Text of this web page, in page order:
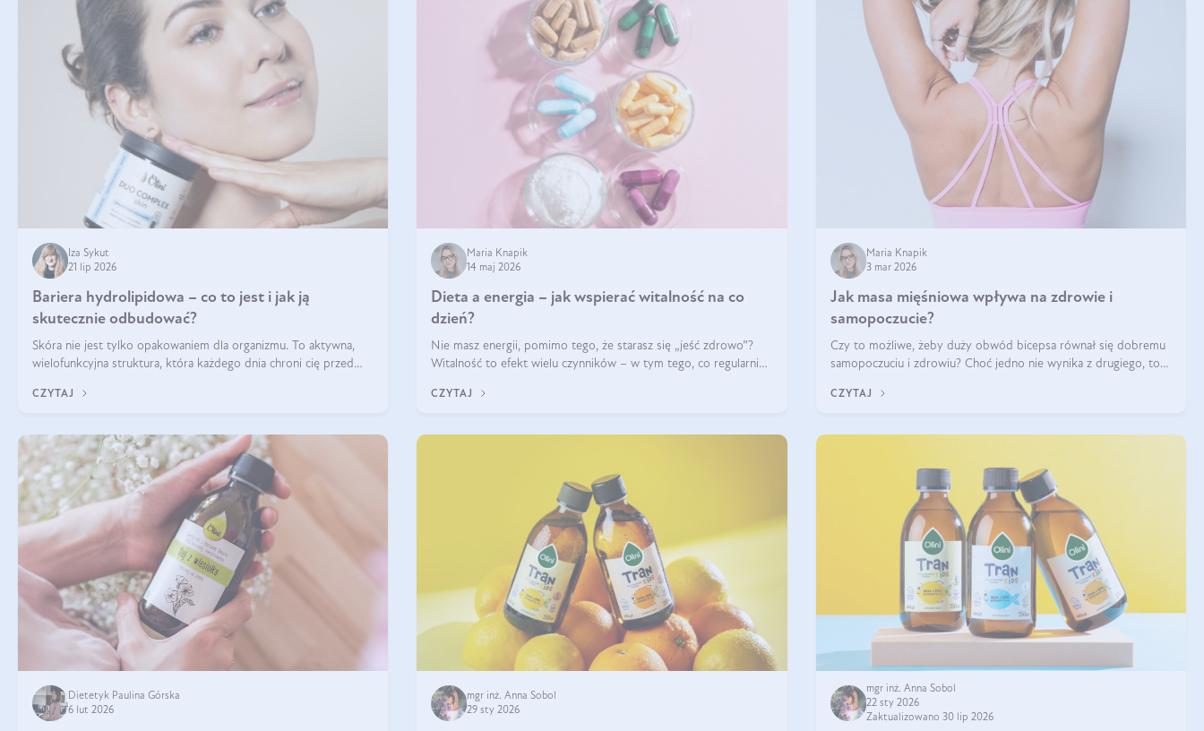
Iza Sykut
21 lip 2026
Bariera hydrolipidowa – co to jest i jak ją
skutecznie odbudować?
Skóra nie jest tylko opakowaniem dla organizmu. To aktywna,
wielofunkcyjna struktura, która każdego dnia chroni cię przed
środowiskowymi. Jednym z jej kluczowych elementów jest
CZYTAJ
Maria Knapik
14 maj 2026
Dieta a energia – jak wspierać witalność na co
dzień?
Nie masz energii, pomimo tego, że starasz się „jeść zdrowo”?
Witalność to efekt wielu czynników – w tym tego, co regularnie
się w zależności od osoby
CZYTAJ
Maria Knapik
3 mar 2026
Jak masa mięśniowa wpływa na zdrowie i
samopoczucie?
Czy to możliwe, żeby duży obwód bicepsa równał się dobremu
samopoczuciu i zdrowiu? Choć jedno nie wynika z drugiego, to
poprawić jakość życia. W jaki sposób? W tym wpisie wszystko
CZYTAJ
Dietetyk Paulina Górska
6 lut 2026
mgr inż. Anna Sobol
29 sty 2026
mgr inż. Anna Sobol
22 sty 2026
Zaktualizowano 30 lip 2026